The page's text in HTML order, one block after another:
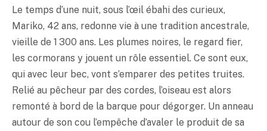
Le temps d’une nuit, sous l’œil ébahi des curieux,
Mariko, 42 ans, redonne vie à une tradition ancestrale,
vieille de 1 300 ans. Les plumes noires, le regard fier,
les cormorans y jouent un rôle essentiel. Ce sont eux,
qui avec leur bec, vont s’emparer des petites truites.
Relié au pêcheur par des cordes, l’oiseau est alors
remonté à bord de la barque pour dégorger. Un anneau
autour de son cou l’empêche d’avaler le produit de sa